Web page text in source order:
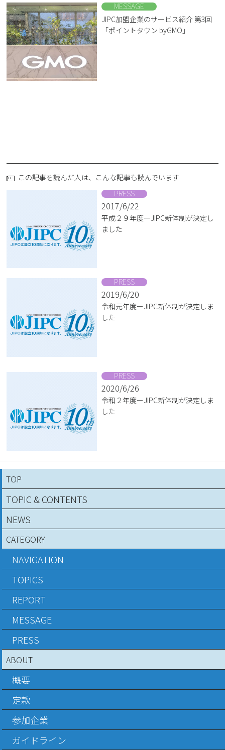
MESSAGE
JIPC加盟企業のサービス紹介 第3回
「ポイントタウン byGMO」
この記事を読んだ人は、こんな記事も読んでいます
PRESS
2017/6/22
平成２９年度ーJIPC新体制が決定し
ました
PRESS
2019/6/20
令和元年度ーJIPC新体制が決定しま
した
PRESS
2020/6/26
令和２年度ーJIPC新体制が決定しま
した
TOP
TOPIC & CONTENTS
NEWS
CATEGORY
NAVIGATION
TOPICS
REPORT
MESSAGE
PRESS
ABOUT
概要
定款
参加企業
ガイドライン